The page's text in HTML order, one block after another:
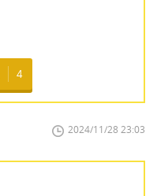
4
2024/11/28 23:03